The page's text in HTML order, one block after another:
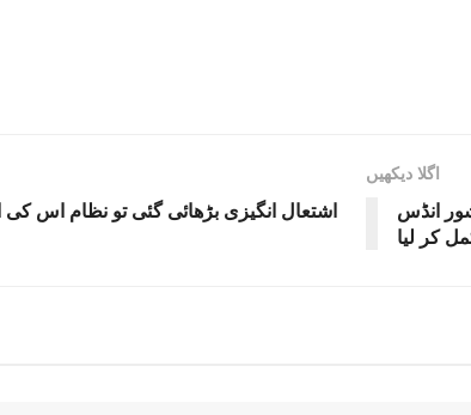
اشتعال انگیزی بڑھائی گئی تو نظام اس
اگلا دیکھیں
انڈس
کر لیا